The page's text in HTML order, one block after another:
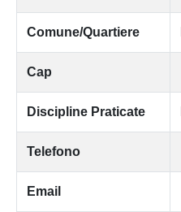
Comune/Quartiere
Cap
Discipline Praticate
Telefono
Email